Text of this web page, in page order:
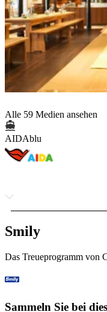
Alle 59 Medien ansehen
AIDAblu
Smily
Das Treueprogramm von
Sammeln Sie bei